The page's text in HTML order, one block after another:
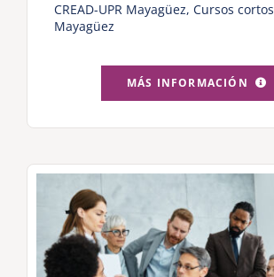
CREAD-UPR Mayagüez, Cursos cortos
Mayagüez
MÁS INFORMACIÓN